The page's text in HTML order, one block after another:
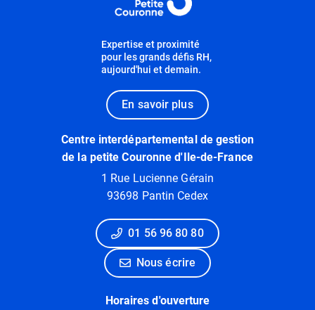
Expertise et proximité
pour les grands défis RH,
aujourd'hui et demain.
En savoir plus
Centre interdépartemental de gestion
de la petite Couronne d'Ile-de-France
1 Rue Lucienne Gérain
93698 Pantin Cedex
01 56 96 80 80
Nous écrire
Horaires d'ouverture